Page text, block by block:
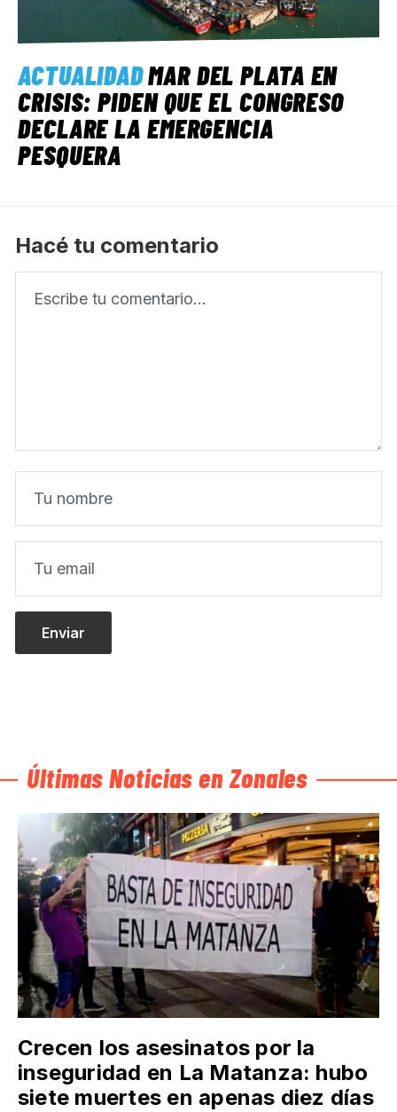
ACTUALIDADMAR DEL PLATA EN
CRISIS: PIDEN QUE EL CONGRESO
DECLARE LA EMERGENCIA
PESQUERA
Hacé tu comentario
Últimas Noticias en Zonales
Crecen los asesinatos por la
inseguridad en La Matanza: hubo
siete muertes en apenas diez días